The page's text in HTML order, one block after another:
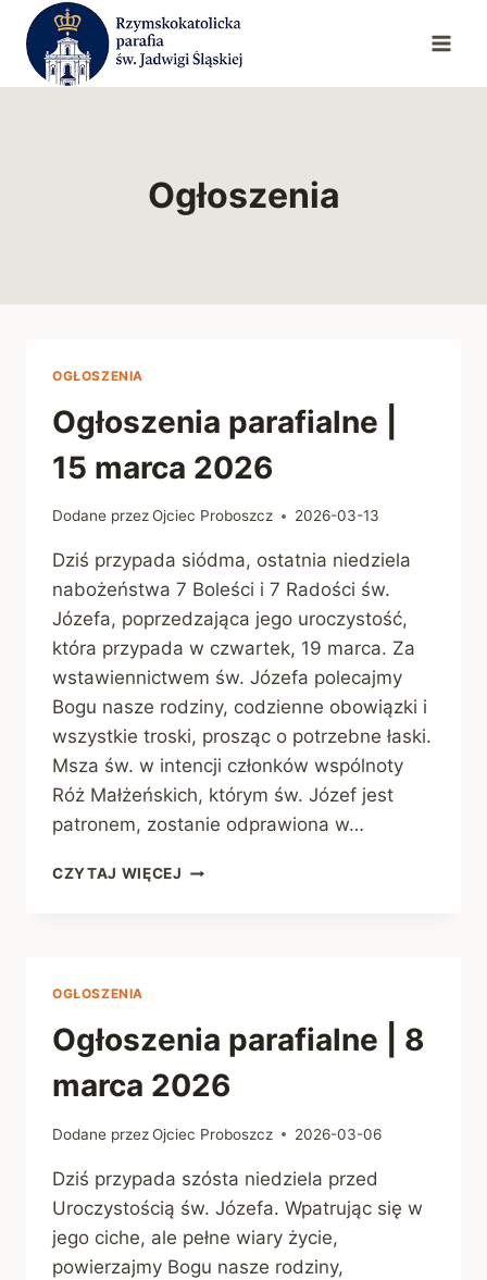
Przejdź
treści
Ogłoszenia
OGŁOSZENIA
Ogłoszenia parafialne |
15 marca 2026
Dodane przezOjciec Proboszcz 2026-03-13
Dziś przypada siódma, ostatnia niedziela
nabożeństwa 7 Boleści i 7 Radości św.
Józefa, poprzedzająca jego uroczystość,
która przypada w czwartek, 19 marca. Za
wstawiennictwem św. Józefa polecajmy
Bogu nasze rodziny, codzienne obowiązki i
wszystkie troski, prosząc o potrzebne łaski.
Msza św. w intencji członków wspólnoty
Róż Małżeńskich, którym św. Józef jest
patronem, zostanie odprawiona w…
CZYTAJ WIĘCEJ OGŁOSZENIA
OGŁOSZENIA
Ogłoszenia parafialne | 8
marca 2026
Dodane przezOjciec Proboszcz 2026-03-06
Dziś przypada szósta niedziela przed
Uroczystością św. Józefa. Wpatrując się w
jego ciche, ale pełne wiary życie,
powierzajmy Bogu nasze rodziny,